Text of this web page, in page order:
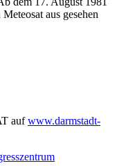
aus gesehen
aufwww.darmstadt-